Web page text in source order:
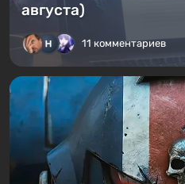
августа)
11 комментариев